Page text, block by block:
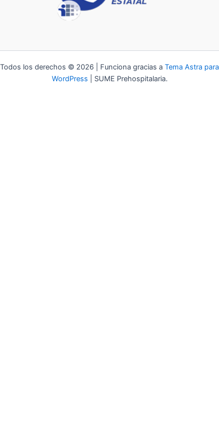
Todos los derechos © 2026 | Funciona gracias a Tema Astra para
WordPress | SUME Prehospitalaria.